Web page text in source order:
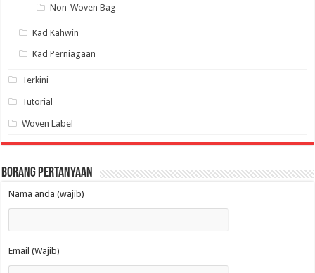
Non-Woven Bag
Kad Kahwin
Kad Perniagaan
Terkini
Tutorial
Woven Label
Borang Pertanyaan
Nama anda (wajib)
Email (Wajib)